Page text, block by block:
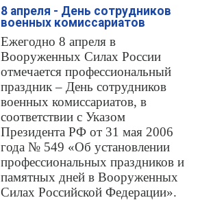
8 апреля - День сотрудников
военных комиссариатов
Ежегодно 8 апреля в
Вооруженных Силах России
отмечается профессиональный
праздник – День сотрудников
военных комиссариатов, в
соответствии с Указом
Президента РФ от 31 мая 2006
года № 549 «Об установлении
профессиональных праздников и
памятных дней в Вооруженных
Силах Российской Федерации».